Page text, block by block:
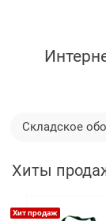
Складское
Хиты
Хит продаж